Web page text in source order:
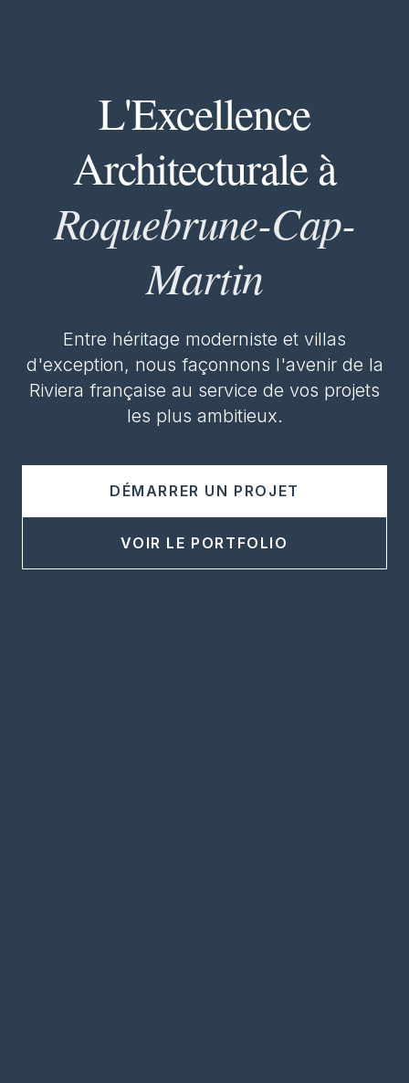
L'Excellence
Architecturale à
Roquebrune-Cap-
Martin
Entre héritage moderniste et villas
d'exception, nous façonnons l'avenir de la
Riviera française au service de vos projets
les plus ambitieux.
DÉMARRER UN PROJET
VOIR LE PORTFOLIO